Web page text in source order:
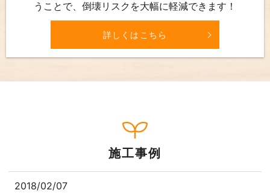
うことで、倒壊リスクを大幅に軽減できます！
詳しくはこちら
施工事例
2018/02/07